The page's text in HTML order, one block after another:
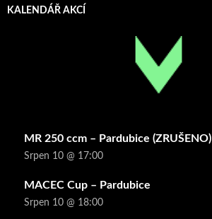
KALENDÁŘ AKCÍ
MR 250 ccm – Pardubice (ZRUŠENO)
Srpen 10 @ 17:00
MACEC Cup – Pardubice
Srpen 10 @ 18:00